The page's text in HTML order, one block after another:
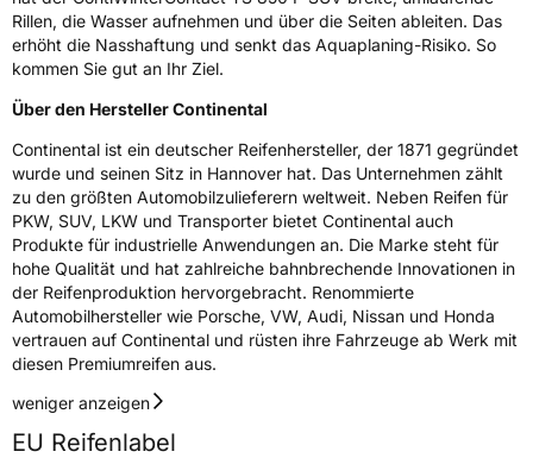
Rillen, die Wasser aufnehmen und über die Seiten ableiten. Das
erhöht die Nasshaftung und senkt das Aquaplaning-Risiko. So
kommen Sie gut an Ihr Ziel.
Über den Hersteller Continental
Continental ist ein deutscher Reifenhersteller, der 1871 gegründet
wurde und seinen Sitz in Hannover hat. Das Unternehmen zählt
zu den größten Automobilzulieferern weltweit. Neben Reifen für
PKW, SUV, LKW und Transporter bietet Continental auch
Produkte für industrielle Anwendungen an. Die Marke steht für
hohe Qualität und hat zahlreiche bahnbrechende Innovationen in
der Reifenproduktion hervorgebracht. Renommierte
Automobilhersteller wie Porsche, VW, Audi, Nissan und Honda
vertrauen auf Continental und rüsten ihre Fahrzeuge ab Werk mit
diesen Premiumreifen aus.
weniger anzeigen
EU Reifenlabel